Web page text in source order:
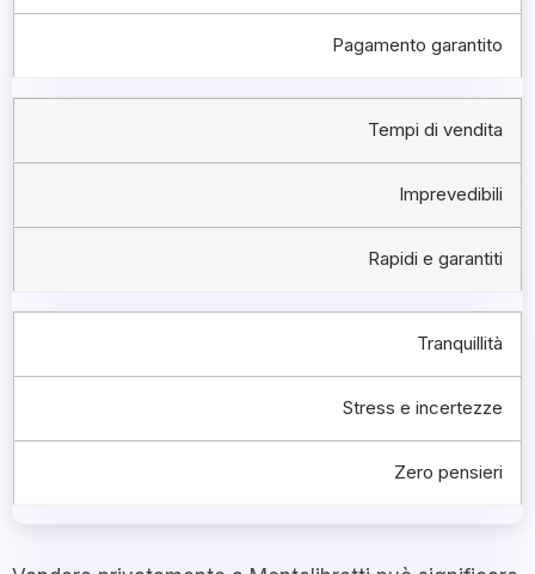
Pagamento garantito
Tempi di vendita
Imprevedibili
Rapidi e garantiti
Tranquillità
Stress e incertezze
Zero pensieri